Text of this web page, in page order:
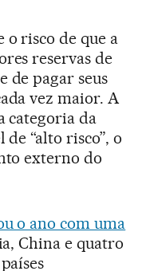
o risco de que a
reservas de
pagar seus
vez maior. A
categoria da
“alto risco”, o
externo do
o ano com uma
China e quatro